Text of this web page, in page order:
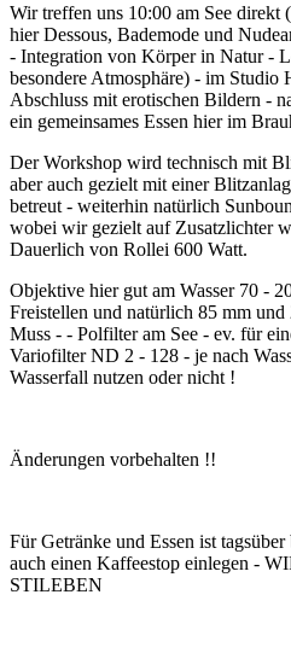
Wir treffen uns 10:00 am See direkt
hier Dessous, Bademode und
- Integration von Körper in Natur -
besondere Atmosphäre) - im Studio
Abschluss mit erotischen Bildern -
ein gemeinsames Essen hier im
Der Workshop wird technisch mit
aber auch gezielt mit einer
betreut - weiterhin natürlich
wobei wir gezielt auf Zusatzlichter
Dauerlich von Rollei 600 Watt.
Objektive hier gut am Wasser 70 -
Freistellen und natürlich 85 mm
Muss - - Polfilter am See - ev. für
Variofilter ND 2 - 128 - je nach
Wasserfall nutzen oder nicht !
Änderungen vorbehalten !!
Für Getränke und Essen ist
auch einen Kaffeestop einlegen -
STILEBEN